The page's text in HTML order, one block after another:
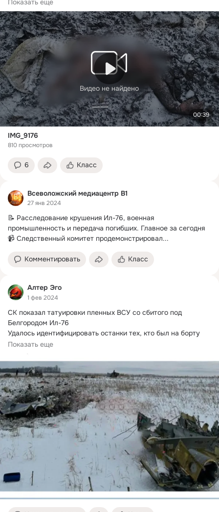
Показать еще
00:39
Видео не найдено
IMG_9176
810 просмотров
6 Класс
Всеволожский медиацентр В1
27 янв 2024
📝 Расследование крушения Ил-76, военная
промышленность и передача погибших. Главное за сегодня
📹 Следственный комитет продемонстрировал...
Комментировать Класс
Алтер Эго
1 фев 2024
СК показал татуировки пленных ВСУ со сбитого под
Белгородом Ил-76
Удалось идентифицировать останки тех, кто был на борту
Ил-76 в момент падения.
Показать еще